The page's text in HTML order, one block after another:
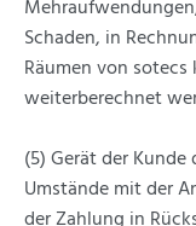
Schaden, in
Räumen von
weiterberechnet
(5) Gerät der
Umstände mit der